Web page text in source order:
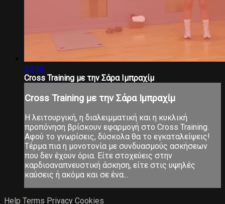
29:40
Cross Training με την Σάρα Ιμπραχίμ
Cross Training με την Σάρα Ιμπραχίμ
Η λειτουργική, η διαλειμματική και η κυκλική
προπόνηση βρίσκουν εφαρμογή στο Cross Training.
Αφού το γνωρίσεις, δύσκολα θα το εγκαταλείψεις!
Τέρμα πια η μονοτονία με συνδυασμούς ασκήσεων
που δεν έχουν όρια. Είτε στοχεύεις στην
καρδιοαναπνευστική άσκηση, είτε στις υψηλές
καύσεις ή ακόμα και σε ένα...
Help Terms Privacy Cookies